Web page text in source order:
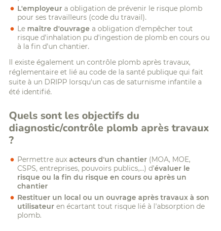
L'employeura obligation de prévenir le risque plomb
pour ses travailleurs (code du travail).
Le maître d'ouvragea obligation d'empêcher tout
risque d'inhalation pu d'ingestion de plomb en cours ou
à la fin d'un chantier.
Il existe également un contrôle plomb après travaux,
réglementaire et lié au code de la santé publique qui fait
suite à un DRIPP lorsqu'un cas de saturnisme infantile a
été identifié.
Quels sont les objectifs du
diagnostic/contrôle plomb après travaux
?
Permettre auxacteurs d'un chantier (MOA, MOE,
CSPS, entreprises, pouvoirs publics,...) d'évaluer le
risque ou la fin du risque en cours ou après un
chantier
Restituer un local ou un ouvrage après travaux à son
utilisateur en écartant tout risque lié à l'absorption de
plomb.